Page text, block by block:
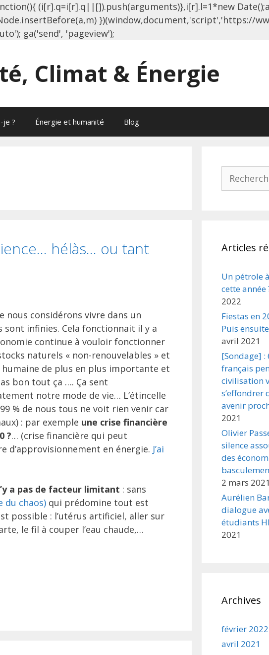
(i[r].q=i[r].q||[]).push(arguments)},i[r].l=1*new
})(window,document,'script','https://
ga('send', 'pageview');
contenu
Climat & Énergie
je ? Énergie et humanité Blog
hélàs… ou tant
nous considérons vivre dans un
sont infinies. Cela fonctionnait il y a
continue à vouloir fonctionner
naturels « non-renouvelables » et
de plus en plus importante et
bon tout ça …. Ça sent
notre mode de vie… L’étincelle
% de nous tous ne voit rien venir car
: par exemple une crise financière
?… (crise financière qui peut
d’approvisionnement en énergie. J’ai
a pas de facteur limitant : sans
du chaos) qui prédomine tout est
possible : l’utérus artificiel, aller sur
le fil à couper l’eau chaude,…
Rechercher :
Articles
Un pétrole
cette année
2022
Fiestas en
Puis
avril 2021
[Sondage] :
français
civilisation
s’effondrer
avenir
2021
Olivier
silence
des
2 mars 2021
Aurélien
dialogue
étudiants
2021
Archives
février 2022
avril 2021